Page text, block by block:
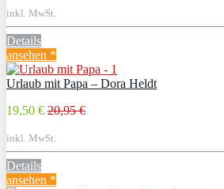
inkl. MwSt.
Details
ansehen *
Urlaub mit Papa – Dora Heldt
19,50 € 20,95 €
inkl. MwSt.
Details
ansehen *